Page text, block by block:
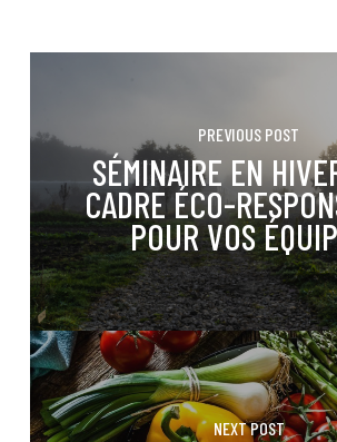
PREVIOUS POST
SÉMINAIRE EN
CADRE ÉCO-
POUR VOS
NEXT POST